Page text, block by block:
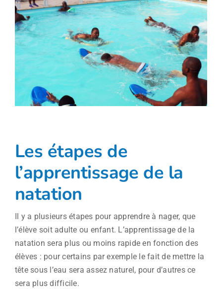
Les étapes de
l’apprentissage de la
natation
Il y a plusieurs étapes pour apprendre à nager, que
l’élève soit adulte ou enfant. L’apprentissage de la
natation sera plus ou moins rapide en fonction des
élèves : pour certains par exemple le fait de mettre la
tête sous l’eau sera assez naturel, pour d’autres ce
sera plus difficile.